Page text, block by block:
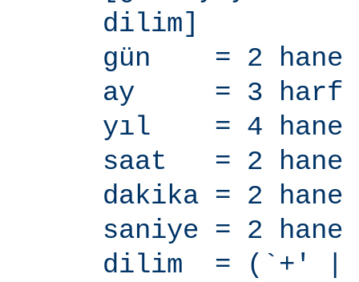
dilim]
gün = 2 hane
ay = 3 harf
yıl = 4 hane
saat = 2 hane
dakika = 2 hane
saniye = 2 hane
dilim = (`+' |